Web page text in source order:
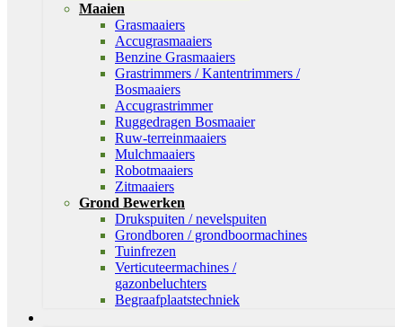
Maaien
Grasmaaiers
Accugrasmaaiers
Benzine Grasmaaiers
Grastrimmers / Kantentrimmers /
Bosmaaiers
Accugrastrimmer
Ruggedragen Bosmaaier
Ruw-terreinmaaiers
Mulchmaaiers
Robotmaaiers
Zitmaaiers
Grond Bewerken
Drukspuiten / nevelspuiten
Grondboren / grondboormachines
Tuinfrezen
Verticuteermachines /
gazonbeluchters
Begraafplaatstechniek